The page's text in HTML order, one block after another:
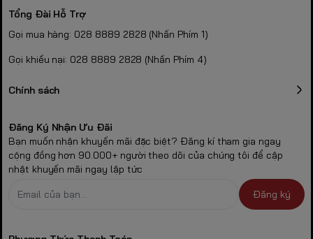
Tổng Đài Hỗ Trợ
Gọi mua hàng: 028 8889 2828 (Nhấn Phím 1)
Gọi khiếu nại: 028 8889 2828 (Nhấn Phím 4)
Chính sách
Đăng Ký Nhận Ưu Đãi
Bạn muốn nhận khuyến mãi đặc biệt? Đăng kí tham gia ngay
cộng đồng hơn 90.000+ người theo dõi của chúng tôi để cập
nhật khuyến mãi ngay lập tức
Đăng ký